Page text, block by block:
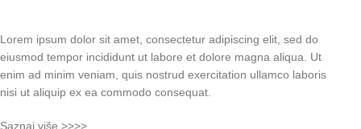
Lorem ipsum dolor sit amet, consectetur adipiscing elit, sed do
eiusmod tempor incididunt ut labore et dolore magna aliqua. Ut
enim ad minim veniam, quis nostrud exercitation ullamco laboris
nisi ut aliquip ex ea commodo consequat.
Saznaj više >>>>